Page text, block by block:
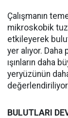
Çalışmanın
mikroskobik tuz
etkileyerek
yer alıyor.
ışınların daha
yeryüzünün
BULUTLARI